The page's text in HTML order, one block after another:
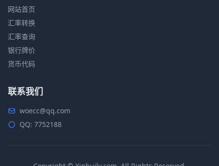
网站首页
汇率转换
汇率查询
银行牌价
货币代码
联系我们
woecc@qq.com
QQ: 7752188